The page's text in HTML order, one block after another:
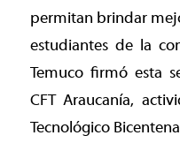
permitan brindar
estudiantes de la
Temuco firmó esta
CFT Araucanía,
Tecnológico